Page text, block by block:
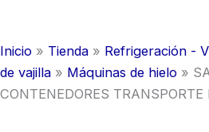
Inicio » Tienda » Refrigeración -
de vajilla » Máquinas de hielo »
CONTENEDORES